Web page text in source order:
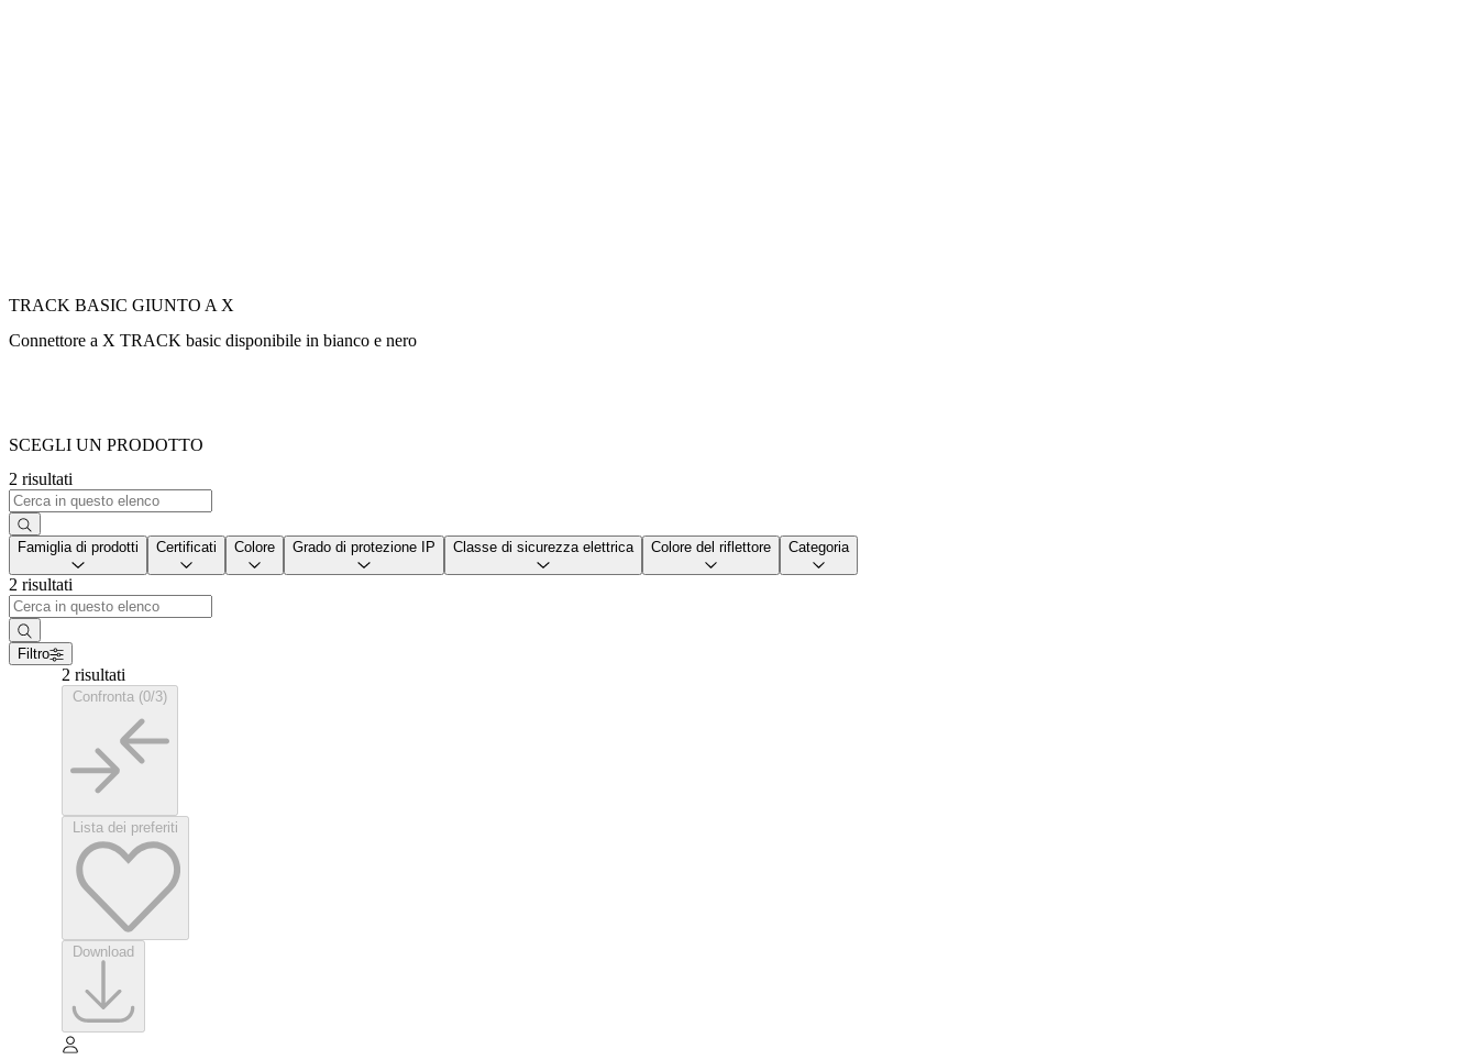
TRACK BASIC GIUNTO A X
Connettore a X TRACK basic disponibile in bianco e nero
SCEGLI UN PRODOTTO
2 risultati
Famiglia di prodotti Certificati Colore Grado di protezione IP Classe di sicurezza elettrica Colore del riflettore Categoria
2 risultati
Filtro
2 risultati